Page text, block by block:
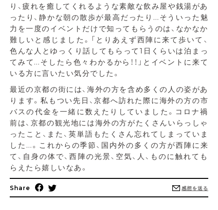
り、疲れを癒してくれるような素敵な飲み屋や銭湯があ
ったり、静かな朝の散歩が最高だったり…そういった魅
力を一度のイベントだけで知ってもらうのは、なかなか
難しいと感じました。「とりあえず西陣に来て歩いて、
色んな人とゆっくり話してもらって1日くらいは泊まっ
てみて…そしたら色々わかるから！！」とイベントに来て
いる方に言いたい気分でした。
最近の京都の街には、海外の方を含め多くの人の姿があ
ります。私もつい先日、京都へ訪れた際に海外の方の市
バスの代金を一緒に数えたりしていました。コロナ禍
前は、京都の観光地には海外の方がたくさんいらっしゃ
ったこと、また、英単語もたくさん忘れてしまっていま
した…。これからの季節、国内外の多くの方が西陣に来
て、自身の体で、西陣の光景、空気、人、ものに触れても
らえたら嬉しいなあ。
Share 感想を送る